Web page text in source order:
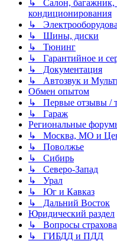
↳ Салон, багажник,
кондиционирования
↳
↳ Шины, диски
↳ Тюнинг
↳ Гарантийное и
↳ Документация
↳ Автозвук и
Обмен опытом
↳ Первые отзывы /
↳ Гараж
Региональные
↳ Москва, МО и
↳ Поволжье
↳ Сибирь
↳ Северо-Запад
↳ Урал
↳ Юг и Кавказ
↳ Дальний Восток
Юридический раздел
↳ Вопросы
↳ ГИБДД и ПДД